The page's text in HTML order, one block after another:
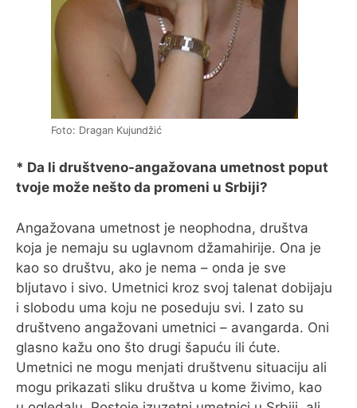
Foto: Dragan Kujundžić
* Da li društveno-angažovana umetnost poput
tvoje može nešto da promeni u Srbiji?
Angažovana umetnost je neophodna, društva
koja je nemaju su uglavnom džamahirije. Ona je
kao so društvu, ako je nema – onda je sve
bljutavo i sivo. Umetnici kroz svoj talenat dobijaju
i slobodu uma koju ne poseduju svi. I zato su
društveno angažovani umetnici – avangarda. Oni
glasno kažu ono što drugi šapuću ili ćute.
Umetnici ne mogu menjati društvenu situaciju ali
mogu prikazati sliku društva u kome živimo, kao